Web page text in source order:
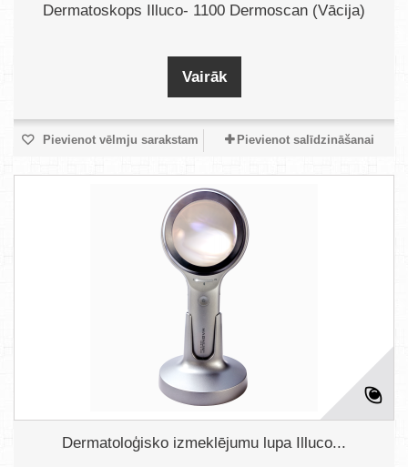
Dermatoskops Illuco- 1100 Dermoscan (Vācija)
Vairāk
Pievienot vēlmju sarakstam Pievienot salīdzināšanai
Dermatoloģisko izmeklējumu lupa Illuco...